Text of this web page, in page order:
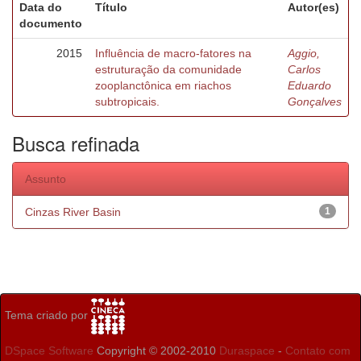
Data do
documento
Título Autor(es)
2015
Influência de macro-fatores na
estruturação da comunidade
zooplanctônica em riachos
subtropicais.
Aggio,
Carlos
Eduardo
Gonçalves
Busca refinada
Assunto
1
Cinzas River Basin
Tema criado por
DSpace Software Copyright © 2002-2010 Duraspace - Contato com